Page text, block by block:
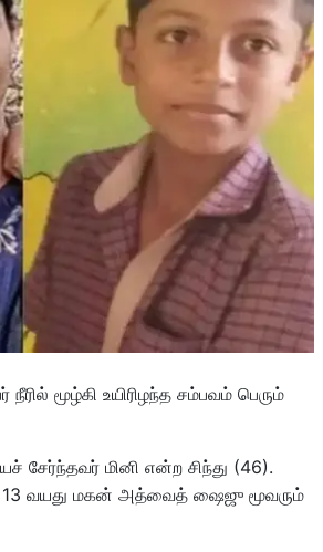
மூழ்கி உயிரிழந்த சம்பவம் பெரும்
சேர்ந்தவர் மினி என்ற சிந்து (46).
13 வயது மகன் அத்வைத் ஷைஜு மூவரும்